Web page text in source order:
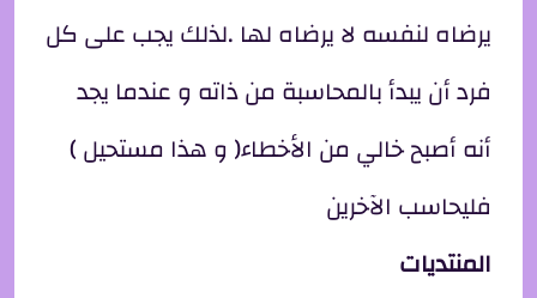
يرضاه لنفسه لا يرضاه لها .لذلك يجب على كل
فرد أن يبدأ بالمحاسبة من ذاته و عندما يجد
أنه أصبح خالي من الأخطاء( و هذا مستحيل )
فليحاسب الآخرين
المنتديات